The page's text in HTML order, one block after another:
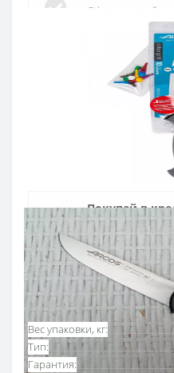
Основные характеристики
Вес упаковки, кг:
Тип:
Гарантия:
Официальный
Быстрая
Доставка в
Гарантия
10 лет гарантия
Покупай в
Оплата частями
от ПриватБанка